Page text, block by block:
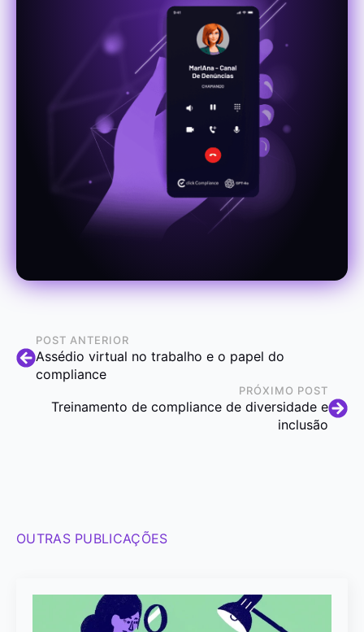
POST ANTERIOR
Assédio virtual no trabalho e o papel do
compliance
PRÓXIMO POST
Treinamento de compliance de diversidade e
inclusão
OUTRAS PUBLICAÇÕES